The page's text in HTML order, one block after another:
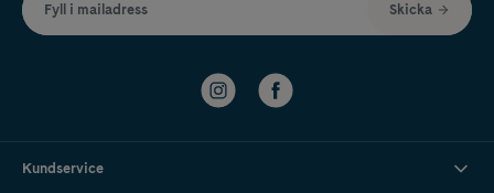
Fyll i mailadress Skicka
Kundservice